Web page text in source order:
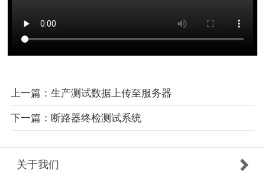
上一篇：生产测试数据上传至服务器
下一篇：断路器终检测试系统
关于我们